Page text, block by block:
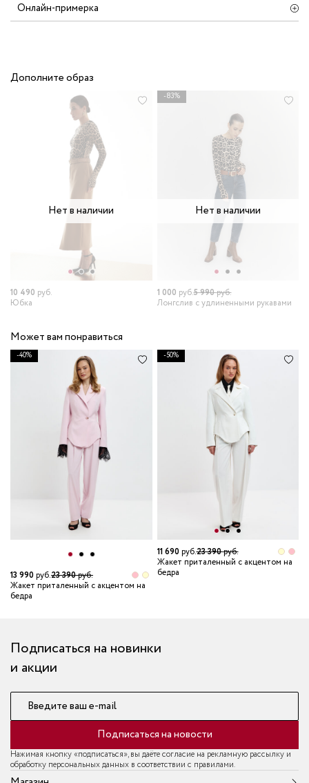
Онлайн-примерка
Дополните образ
Нет в наличии
10 490 руб.
Юбка
Нет в наличии
-83%
1 000 руб.5 990руб.
Лонгслив с удлиненными рукавами
Может вам понравиться
-40%
13 990руб.23 390руб.
Жакет приталенный с акцентом на
бедра
-50%
11 690руб.23 390руб.
Жакет приталенный с акцентом на
бедра
Подписаться на новинки
и акции
Введите ваш e-mail
Подписаться на новости
Нажимая кнопку «подписаться», вы даёте согласие на рекламную рассылку и
обработку персональных данных в соответствии с правилами.